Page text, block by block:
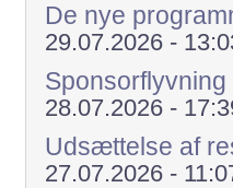
De nye
29.07.2026 -
28.07.2026 -
Udsættelse af
27.07.2026 -